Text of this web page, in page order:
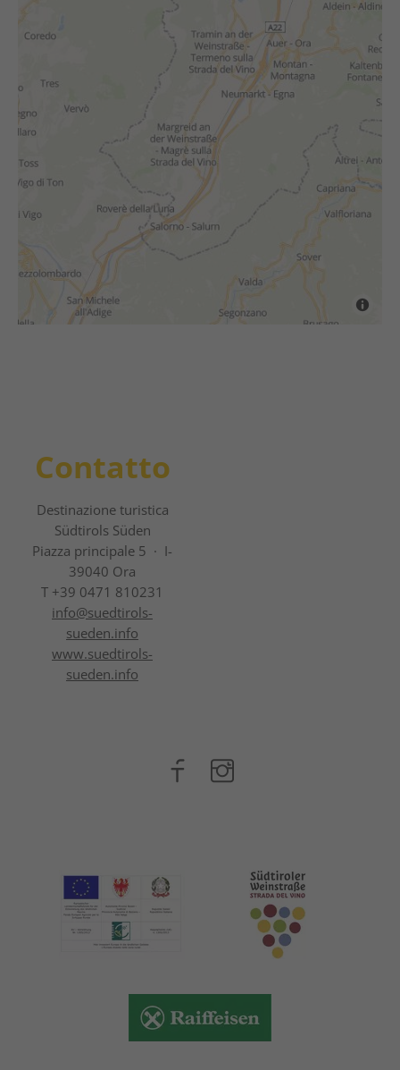
Contatto
Destinazione turistica
Südtirols Süden
Piazza principale 5 · I-
39040 Ora
T +39 0471 810231
info@suedtirols-
sueden.info
www.suedtirols-
sueden.info